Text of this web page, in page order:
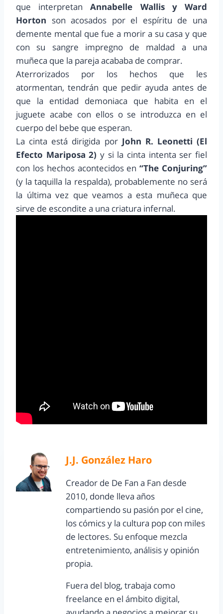
que interpretan Annabelle Wallis y Ward
Horton son acosados por el espíritu de una
demente mental que fue a morir a su casa y que
con su sangre impregno de maldad a una
muñeca que la pareja acababa de comprar.
Aterrorizados por los hechos que les
atormentan, tendrán que pedir ayuda antes de
que la entidad demoniaca que habita en el
juguete acabe con ellos o se introduzca en el
cuerpo del bebe que esperan.
La cinta está dirigida por John R. Leonetti (El
Efecto Mariposa 2) y si la cinta intenta ser fiel
con los hechos acontecidos en “The Conjuring”
(y la taquilla la respalda), probablemente no será
la última vez que veamos a esta muñeca que
sirve de escondite a una criatura infernal.
J.J. González Haro
Creador de De Fan a Fan desde
2010, donde lleva años
compartiendo su pasión por el cine,
los cómics y la cultura pop con miles
de lectores. Su enfoque mezcla
entretenimiento, análisis y opinión
propia.
Fuera del blog, trabaja como
freelance en el ámbito digital,